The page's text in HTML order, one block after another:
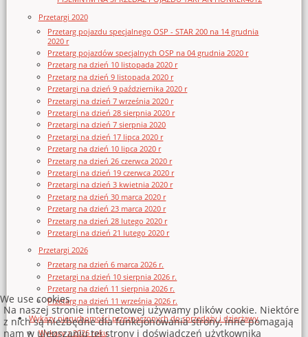
Przetargi 2020
Przetarg pojazdu specjalnego OSP - STAR 200 na 14 grudnia
2020 r
Przetarg pojazdów specjalnych OSP na 04 grudnia 2020 r
Przetarg na dzień 10 listopada 2020 r
Przetarg na dzień 9 listopada 2020 r
Przetargi na dzień 9 października 2020 r
Przetargi na dzień 7 września 2020 r
Przetargi na dzień 28 sierpnia 2020 r
Przetargi na dzień 7 sierpnia 2020
Przetargi na dzień 17 lipca 2020 r
Przetarg na dzień 10 lipca 2020 r
Przetarg na dzień 26 czerwca 2020 r
Przetargi na dzień 19 czerwca 2020 r
Przetargi na dzień 3 kwietnia 2020 r
Przetarg na dzień 30 marca 2020 r
Przetarg na dzień 23 marca 2020 r
Przetarg na dzień 28 lutego 2020 r
Przetargi na dzień 21 lutego 2020 r
Przetargi 2026
Przetarg na dzień 6 marca 2026 r.
Przetargi na dzień 10 sierpnia 2026 r.
Przetarg na dzień 11 sierpnia 2026 r.
Przetarg na dzień 11 września 2026 r.
Wykazy nieruchomości przeznaczonych do sprzedaży i dzierżawy
Wykazy z 2026 roku
We use cookies
Na naszej stronie internetowej używamy plików cookie. Niektóre
z nich są niezbędne dla funkcjonowania strony, inne pomagają
nam w ulepszaniu tej strony i doświadczeń użytkownika